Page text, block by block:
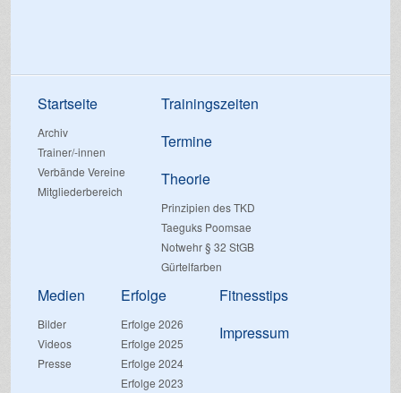
Startseite
Archiv
Trainer/-innen
Verbände Vereine
Mitgliederbereich
Trainingszeiten
Termine
Theorie
Prinzipien des TKD
Taeguks Poomsae
Notwehr § 32 StGB
Gürtelfarben
Medien
Bilder
Videos
Presse
Erfolge
Erfolge 2026
Erfolge 2025
Erfolge 2024
Erfolge 2023
Fitnesstips
Impressum